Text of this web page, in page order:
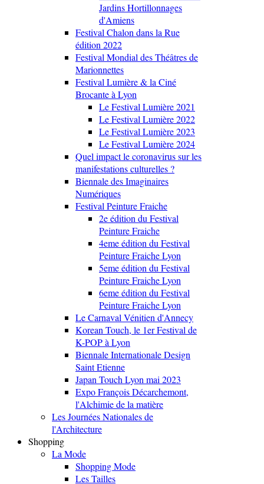
Jardins Hortillonnages
d'Amiens
Festival Chalon dans la Rue
édition 2022
Festival Mondial des Théâtres de
Marionnettes
Festival Lumière & la Ciné
Brocante à Lyon
Le Festival Lumière 2021
Le Festival Lumière 2022
Le Festival Lumière 2023
Le Festival Lumière 2024
Quel impact le coronavirus sur les
manifestations culturelles ?
Biennale des Imaginaires
Numériques
Festival Peinture Fraiche
2e édition du Festival
Peinture Fraiche
4eme édition du Festival
Peinture Fraiche Lyon
5eme édition du Festival
Peinture Fraiche Lyon
6eme édition du Festival
Peinture Fraiche Lyon
Le Carnaval Vénitien d'Annecy
Korean Touch, le 1er Festival de
K-POP à Lyon
Biennale Internationale Design
Saint Etienne
Japan Touch Lyon mai 2023
Expo François Décarchemont,
l'Alchimie de la matière
Les Journées Nationales de
l'Architecture
Shopping
La Mode
Shopping Mode
Les Tailles